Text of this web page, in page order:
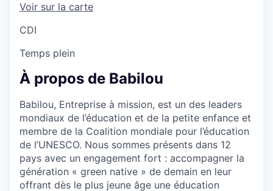
Voir sur la carte
CDI
Temps plein
À propos de Babilou
Babilou, Entreprise à mission, est un des leaders
mondiaux de l’éducation et de la petite enfance et
membre de la Coalition mondiale pour l’éducation
de l’UNESCO. Nous sommes présents dans 12
pays avec un engagement fort : accompagner la
génération « green native » de demain en leur
offrant dès le plus jeune âge une éducation